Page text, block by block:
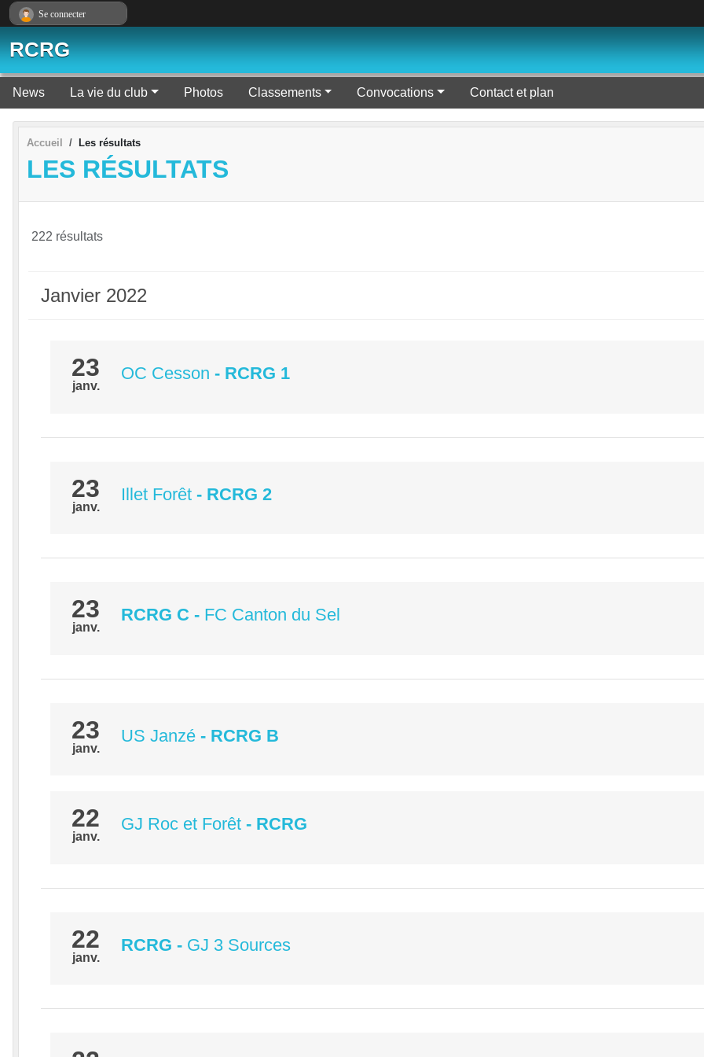
RCRG
News La vie du club Photos Classements Convocations Contact et plan
Accueil Les résultats
LES RÉSULTATS
222 résultats
Janvier 2022
23
janv.
OC Cesson - RCRG 1
23
janv.
Illet Forêt - RCRG 2
23
janv.
RCRG C - FC Canton du Sel
23
janv.
US Janzé - RCRG B
22
janv.
GJ Roc et Forêt - RCRG
22
janv.
RCRG - GJ 3 Sources
Se connecter
Panneau de gestion des cookies